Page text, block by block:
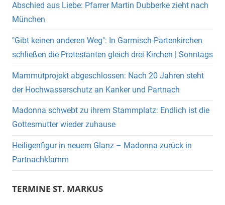
Abschied aus Liebe: Pfarrer Martin Dubberke zieht nach
München
"Gibt keinen anderen Weg": In Garmisch-Partenkirchen
schließen die Protestanten gleich drei Kirchen | Sonntags
Mammutprojekt abgeschlossen: Nach 20 Jahren steht
der Hochwasserschutz an Kanker und Partnach
Madonna schwebt zu ihrem Stammplatz: Endlich ist die
Gottesmutter wieder zuhause
Heiligenfigur in neuem Glanz – Madonna zurück in
Partnachklamm
TERMINE ST. MARKUS